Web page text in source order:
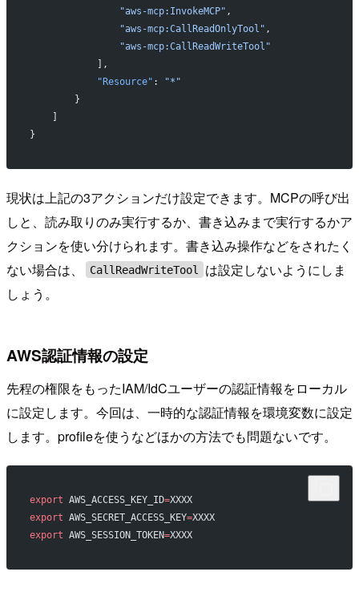
                "aws-mcp:InvokeMCP"
,
                "aws-mcp:CallReadOnlyTool"
,
                "aws-mcp:CallReadWriteTool"
            ],
            "Resource"
:
"*"
        }
    ]
}
現状は上記の3アクションだけ設定できます。MCPの呼び出
しと、読み取りのみ実行するか、書き込みまで実行するかア
クションを使い分けられます。書き込み操作などをされたく
ない場合は、
CallReadWriteTool
は設定しないようにしま
しょう。
AWS認証情報の設定
先程の権限をもったIAM/IdCユーザーの認証情報をローカル
に設定します。今回は、一時的な認証情報を環境変数に設定
します。profileを使うなどほかの方法でも問題ないです。
export AWS_ACCESS_KEY_ID=XXXX
export AWS_SECRET_ACCESS_KEY=XXXX
export AWS_SESSION_TOKEN=XXXX